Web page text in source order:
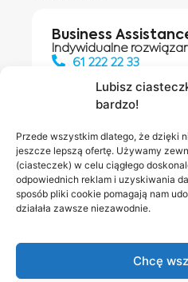
Lubisz
bardzo!
Przede wszystkim dlatego, że dzięki
jeszcze lepszą ofertę. Używamy
(ciasteczek) w celu ciągłego
odpowiednich reklam i uzyskiwania
sposób pliki cookie pomagają nam
działała zawsze niezawodnie.
Chcę
Business
Indywidualne
61 222 22 33
Salony INEA